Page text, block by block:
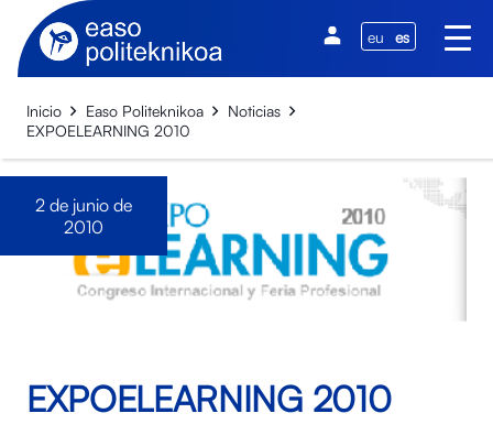
eu es
Inicio Easo Politeknikoa
Noticias
EXPOELEARNING 2010
2 de junio de
2010
EXPOELEARNING 2010